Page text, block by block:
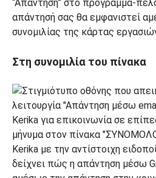
“Απάντηση” στο πρόγραμμα-
απάντησή σας θα εμφανιστεί
συνομιλίας της κάρτας
Στη συνομιλία του πίνακα